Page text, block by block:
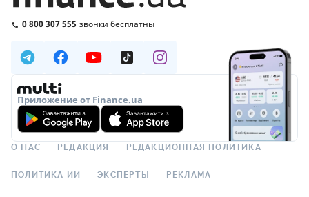
0 800 307 555 звонки бесплатны
Приложение от Finance.ua
О НАС РЕДАКЦИЯ РЕДАКЦИОННАЯ ПОЛИТИКА
ПОЛИТИКА ИИ ЭКСПЕРТЫ РЕКЛАМА